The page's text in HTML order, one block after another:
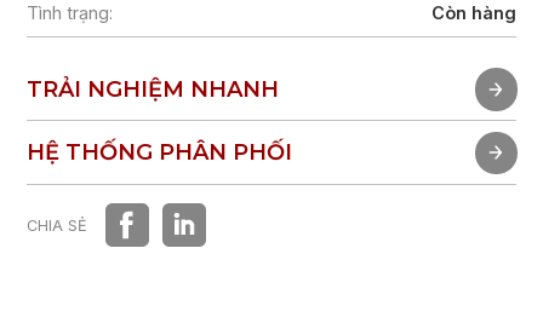
Tình trạng: Còn hàng
TRẢI NGHIỆM NHANH
TRẢI NGHIỆM NHANH
HỆ THỐNG PHÂN PHỐI
HỆ THỐNG PHÂN PHỐI
CHIA SẺ